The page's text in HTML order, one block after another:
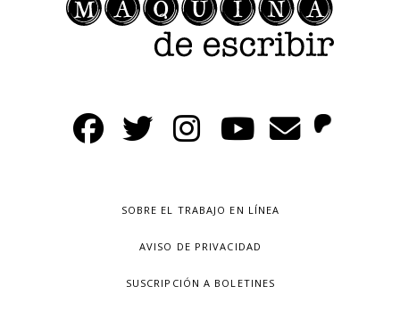
SOBRE EL TRABAJO EN LÍNEA
AVISO DE PRIVACIDAD
SUSCRIPCIÓN A BOLETINES